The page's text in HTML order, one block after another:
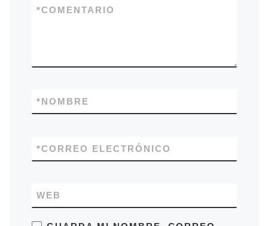
COMENTARIO
*
NOMBRE
*
CORREO ELECTRÓNICO
*
WEB